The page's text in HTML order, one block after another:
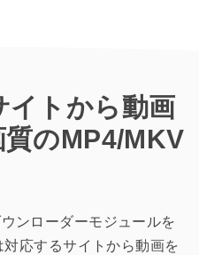
イトから動画
のMP4/MKV
ンローダーモジュールを
応するサイトから動画を